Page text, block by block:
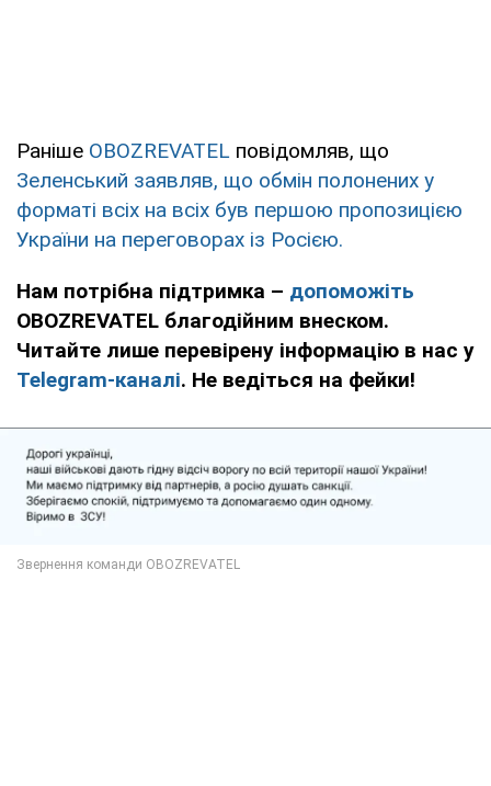
Раніше OBOZREVATEL повідомляв, що
Зеленський заявляв, що обмін полонених у
форматі всіх на всіх був першою пропозицією
України на переговорах із Росією.
Нам потрібна підтримка – допоможіть
OBOZREVATEL благодійним внеском.
Читайте лише перевірену інформацію в нас у
Telegram-каналі. Не ведіться на фейки!